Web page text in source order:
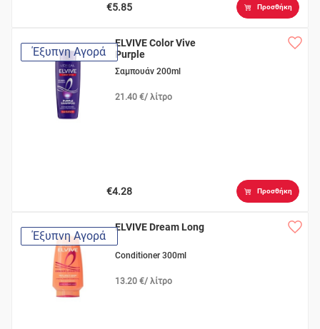
€5.85 Προσθήκη
Έξυπνη Αγορά
ELVIVE Color Vive
Purple
Σαμπουάν 200ml
21.40 €/ λίτρο
€4.28 Προσθήκη
Έξυπνη Αγορά
ELVIVE Dream Long
Conditioner 300ml
13.20 €/ λίτρο